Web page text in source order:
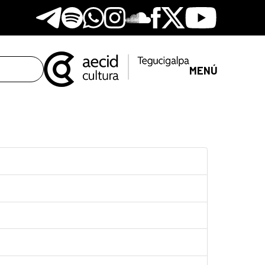
Telegram
SpotifyWhatsapp
Instagram
Soundclore
Facebook
X Youtube
MENÚ